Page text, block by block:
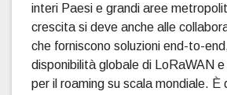
interi Paesi e grandi aree
crescita si deve anche alle
che forniscono soluzioni end-to-
disponibilità globale di LoRaWAN
per il roaming su scala mondiale. È